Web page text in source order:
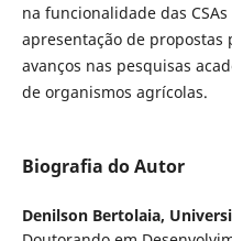
na funcionalidade das
apresentação de
avanços nas pesquisas
de organismos agrícolas.
Biografia do Autor
Denilson Bertolaia,